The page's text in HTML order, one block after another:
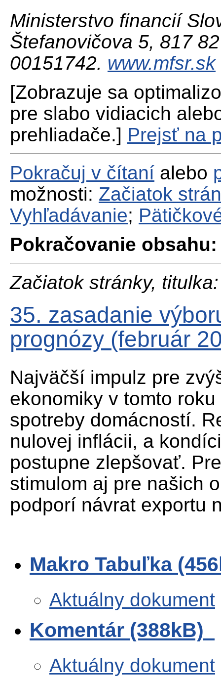
Ministerstvo financií
Štefanovičova 5, 817
00151742. www.mfsr.sk
[Zobrazuje sa
pre slabo vidiacich
prehliadače.] Prejsť na
Pokračuj v čítaní alebo
možnosti: Začiatok
Vyhľadávanie;
Pokračovanie obsahu:
Začiatok stránky, titulka:
35. zasadanie
prognózy (február
Najväčší impulz pre
ekonomiky v tomto
spotreby domácností.
nulovej inflácii, a
postupne zlepšovať.
stimulom aj pre našich
podporí návrat exportu
Makro Tabuľka
Aktuálny dokument
Komentár (388kB)
Aktuálny dokument